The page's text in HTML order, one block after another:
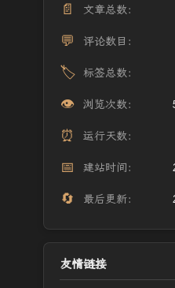
📄 文章总数：
💬 评论数目：
🏷️ 标签总数：
👁️ 浏览次数：
⏰ 运行天数：
📅 建站时间：
🔄 最后更新：
友情链接